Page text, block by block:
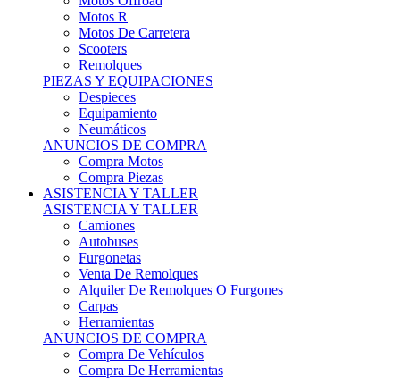
Motos R
Motos De Carretera
Scooters
Remolques
PIEZAS Y EQUIPACIONES
Despieces
Equipamiento
Neumáticos
ANUNCIOS DE COMPRA
Compra Motos
Compra Piezas
ASISTENCIA Y TALLER
ASISTENCIA Y TALLER
Camiones
Autobuses
Furgonetas
Venta De Remolques
Alquiler De Remolques O Furgones
Carpas
Herramientas
ANUNCIOS DE COMPRA
Compra De Vehículos
Compra De Herramientas